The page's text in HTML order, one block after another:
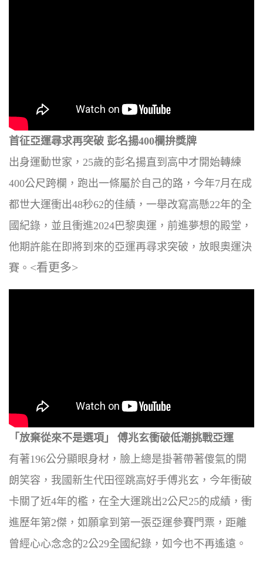
首征亞運尋求再突破 彭名揚400欄拚獎牌
出身運動世家，25歲的彭名揚直到高中才開始轉練
400公尺跨欄，跑出一條屬於自己的路，今年7月在成
都世大運衝出48秒62的佳績，一舉改寫高懸22年的全
國紀錄，並且衝進2024巴黎奧運，前進夢想的殿堂，
他期許能在即將到來的亞運再尋求突破，放眼奧運決
賽。 <看更多>
「放棄從來不是選項」 傅兆玄衝破低潮挑戰亞運
有著196公分顯眼身材，臉上總是掛著帶著傻氣的開
朗笑容，我國新生代田徑跳高好手傅兆玄，今年衝破
卡關了近4年的檻，在全大運跳出2公尺25的成績，衝
進歷年第2傑，如願拿到第一張亞運參賽門票，距離
曾經心心念念的2公29全國紀錄，如今也不再遙遠。